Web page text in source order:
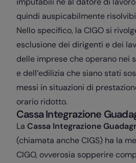
quindi auspicabilmente
Nello specifico, la CIGO si
esclusione dei dirigenti e dei
delle imprese che operano nei
e dell’edilizia che siano stati
messi in situazioni di
orario ridotto.
Cassa Integrazione
La Cassa Integrazione
(chiamata anche CIGS) ha la
CIGO, ovverosia sopperire